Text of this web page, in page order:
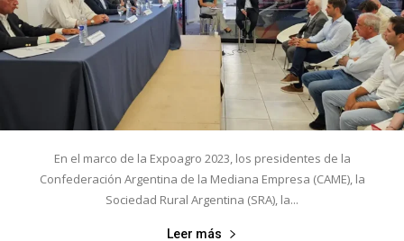
En el marco de la Expoagro 2023, los presidentes de la
Confederación Argentina de la Mediana Empresa (CAME), la
Sociedad Rural Argentina (SRA), la...
Leer más